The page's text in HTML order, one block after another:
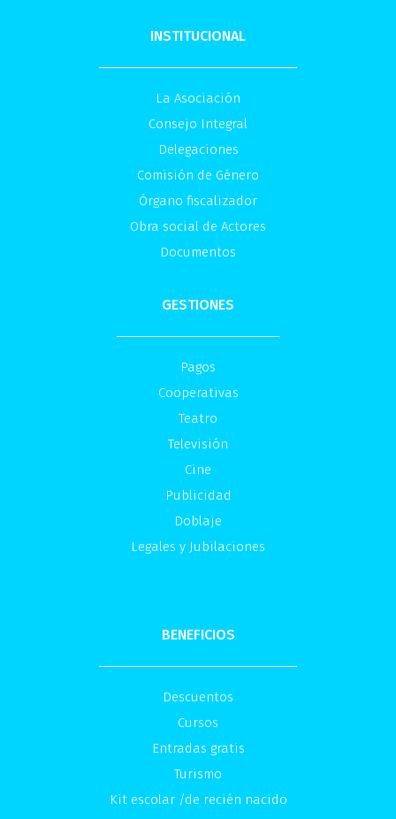
INSTITUCIONAL
La Asociación
Consejo Integral
Delegaciones
Comisión de Género
Órgano fiscalizador
Obra social de Actores
Documentos
GESTIONES
Pagos
Cooperativas
Teatro
Televisión
Cine
Publicidad
Doblaje
Legales y Jubilaciones
BENEFICIOS
Descuentos
Cursos
Entradas gratis
Turismo
Kit escolar /de recién nacido